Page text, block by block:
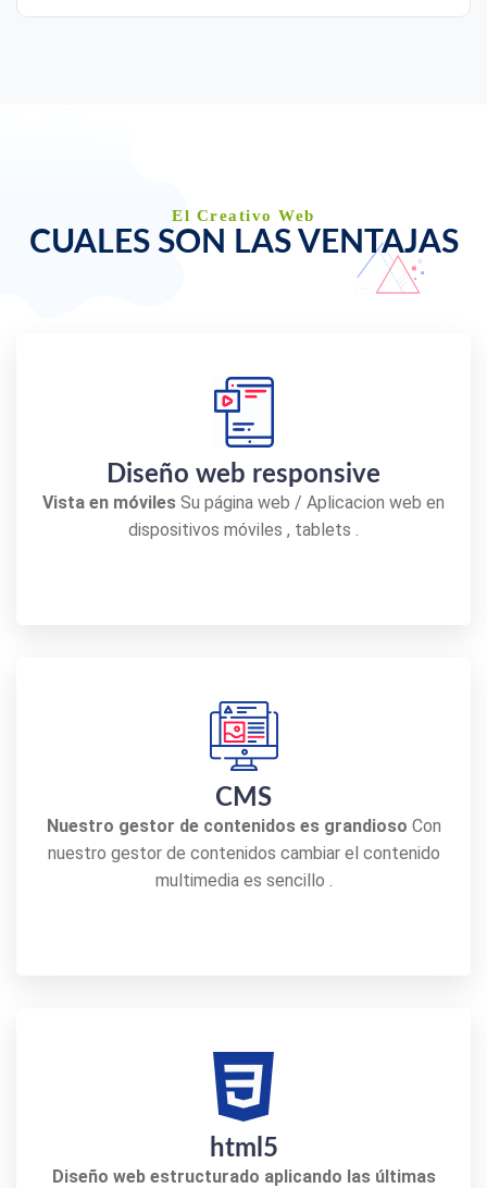
El Creativo Web
CUALES SON LAS VENTAJAS
Diseño web responsive
Vista en móviles Su página web / Aplicacion web en
dispositivos móviles , tablets .
CMS
Nuestro gestor de contenidos es grandioso Con
nuestro gestor de contenidos cambiar el contenido
multimedia es sencillo .
html5
Diseño web estructurado aplicando las últimas